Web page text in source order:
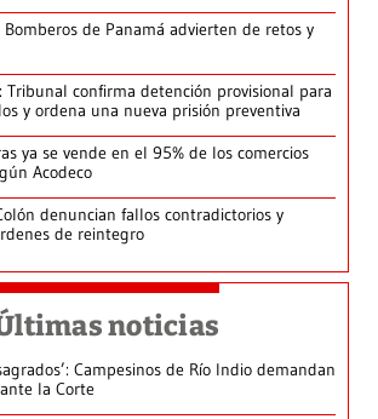
Bomberos de Panamá advierten de retos y
Tribunal confirma detención provisional para
y ordena una nueva prisión preventiva
ya se vende en el 95% de los comercios
Acodeco
denuncian fallos contradictorios y
de reintegro
noticias
Campesinos de Río Indio demandan
la Corte